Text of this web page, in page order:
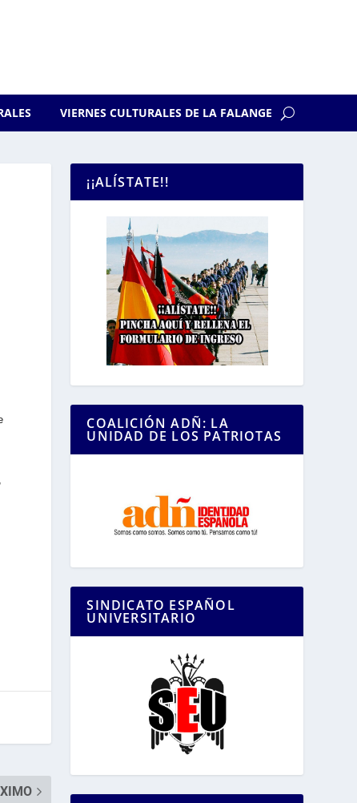
VIERNES CULTURALES DE LA FALANGE
¡¡ALÍSTATE!!
COALICIÓN ADÑ: LA
UNIDAD DE LOS PATRIOTAS
SINDICATO ESPAÑOL
UNIVERSITARIO